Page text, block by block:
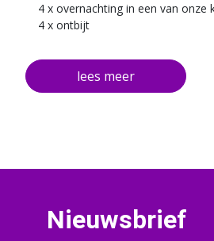
4 x overnachting in een van onze
4 x ontbijt
aankomst en 1 diner op de derde
Nieuwsbrief